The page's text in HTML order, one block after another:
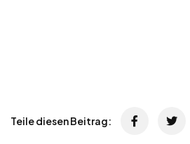
Teile diesen Beitrag: